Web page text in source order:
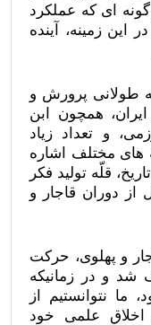
ای که عملکرد
این زمینه، آینده
طولانی پرورش و
همچون ابن
و تعداد زیاد
های مختلف اشاره
قلّه تولید فکر
از دوران قاجار و
و پهلوی، حرکت
و در زمانیکه
ما نتوانستیم از
اخلاق علمی خود